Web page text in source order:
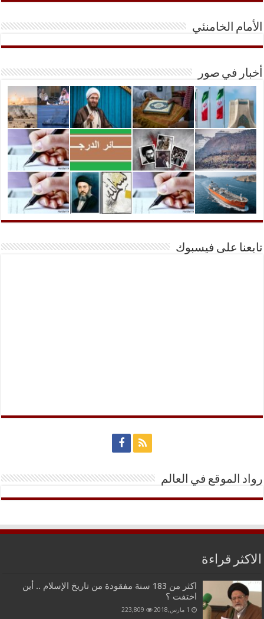
الأمام الخامنئي
أخبار في صور
تابعنا على فيسبوك
رواد الموقع في العالم
الاكثر قراءة
اكثر من 183 سنة مفقودة من تاريخ الإسلام .. أين
اختفت ؟
1 مارس,2018 223,809